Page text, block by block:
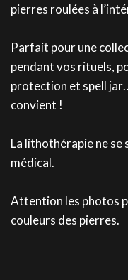
pierres roulées à
Parfait pour une
pendant vos rituels,
protection et spell
convient !
La lithothérapie ne
médical.
Attention les photos
couleurs des pierres.